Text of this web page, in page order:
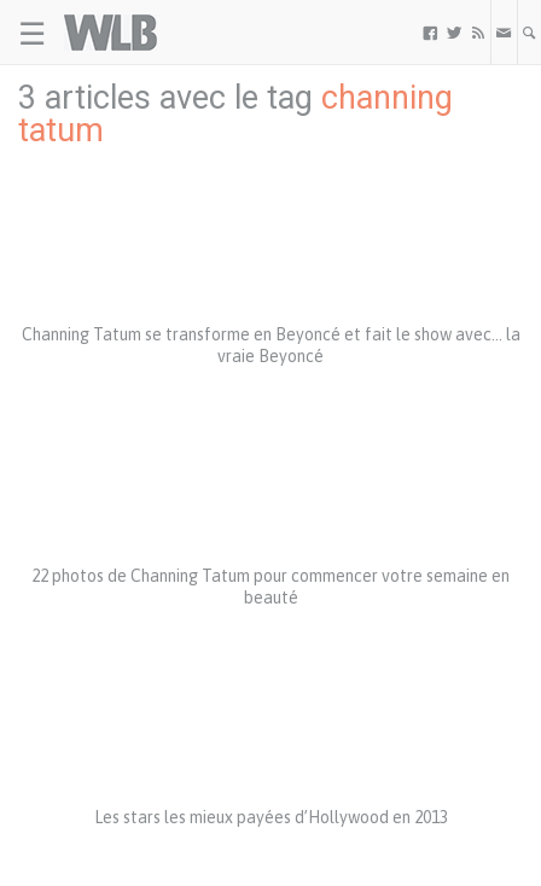
☰   
3 articles avec le tag channing
tatum
Channing Tatum se transforme en Beyoncé et fait le show avec… la
vraie Beyoncé
22 photos de Channing Tatum pour commencer votre semaine en
beauté
Les stars les mieux payées d’Hollywood en 2013